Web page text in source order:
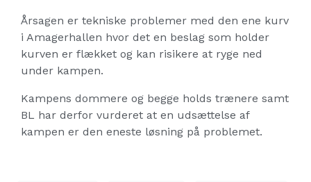
Årsagen er tekniske problemer med den ene kurv
i Amagerhallen hvor det en beslag som holder
kurven er flækket og kan risikere at ryge ned
under kampen.
Kampens dommere og begge holds trænere samt
BL har derfor vurderet at en udsættelse af
kampen er den eneste løsning på problemet.